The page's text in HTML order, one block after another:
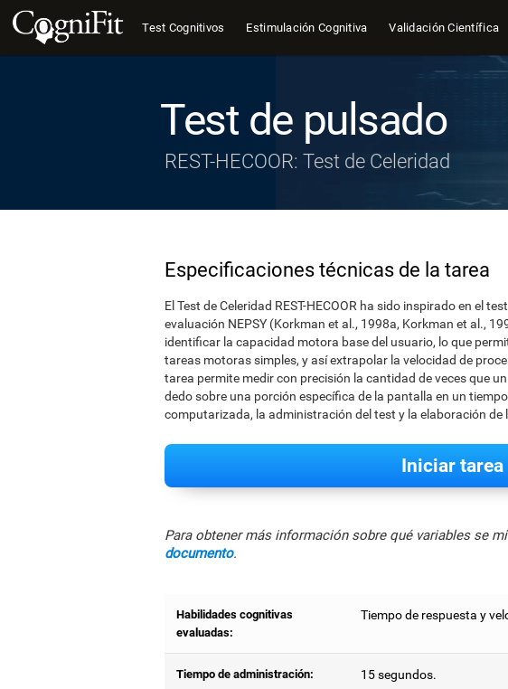
Test Cognitivos Estimulación Cognitiva Validación Científica
Test de pulsado
REST-HECOOR: Test de Celeridad
Especificaciones técnicas de la tarea
El Test de Celeridad REST-HECOOR ha sido inspirado en el
evaluación NEPSY (Korkman et al., 1998a, Korkman et al.,
identificar la capacidad motora base del usuario, lo que
tareas motoras simples, y así extrapolar la velocidad de
tarea permite medir con precisión la cantidad de veces que
dedo sobre una porción específica de la pantalla en un
computarizada, la administración del test y la elaboración
Iniciar tarea
Para obtener más información sobre qué variables se
documento.
Habilidades cognitivas
evaluadas:
Tiempo de respuesta y
Tiempo de administración: 15 segundos.